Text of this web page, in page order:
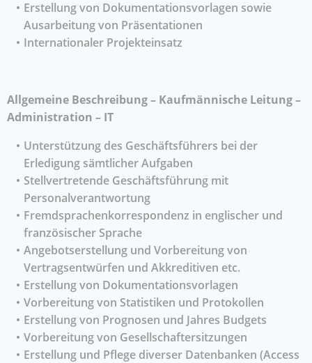
Erstellung von Dokumentationsvorlagen sowie
Ausarbeitung von Präsentationen
Internationaler Projekteinsatz
Allgemeine Beschreibung – Kaufmännische Leitung –
Administration – IT
Unterstützung des Geschäftsführers bei der
Erledigung sämtlicher Aufgaben
Stellvertretende Geschäftsführung mit
Personalverantwortung
Fremdsprachenkorrespondenz in englischer und
französischer Sprache
Angebotserstellung und Vorbereitung von
Vertragsentwürfen und Akkreditiven etc.
Erstellung von Dokumentationsvorlagen
Vorbereitung von Statistiken und Protokollen
Erstellung von Prognosen und Jahres Budgets
Vorbereitung von Gesellschaftersitzungen
Erstellung und Pflege diverser Datenbanken (Access